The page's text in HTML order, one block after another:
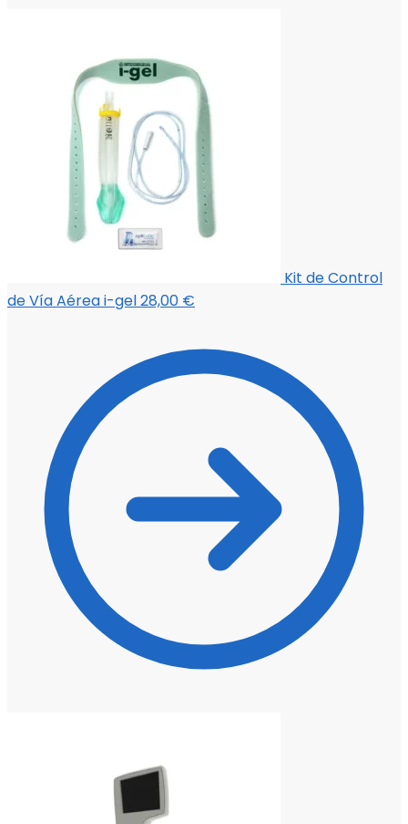
Kit de Control
de Vía Aérea i-gel28,00 €